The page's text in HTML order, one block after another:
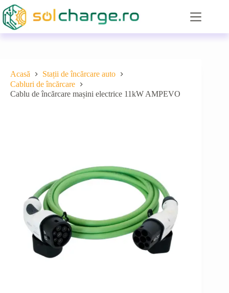
Sari
la
conținut
Acasă
Stații de încărcare auto
Cabluri de încărcare
Cablu de încărcare mașini electrice 11kW AMPEVO